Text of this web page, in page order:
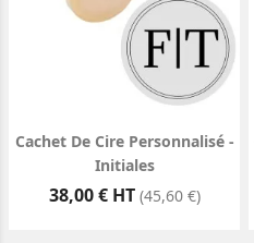
Cachet De Cire Personnalisé -
Initiales
Prix
38,00 € HT (45,60 €)